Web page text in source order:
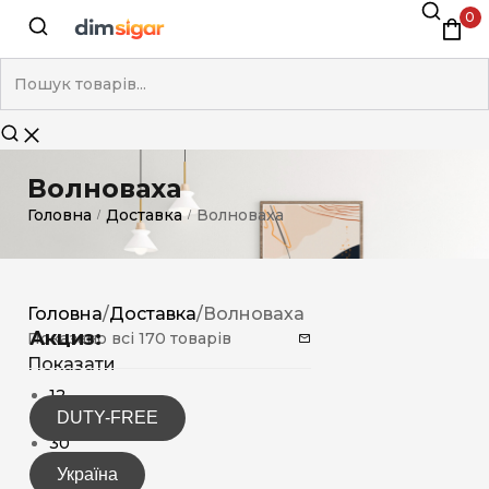
0
Волноваха
Головна / Доставка / Волноваха
Акциз:
DUTY-FREE
Україна
Головна/Доставка/Волноваха
Показано всі 170 товарів
Показати
12
15
30